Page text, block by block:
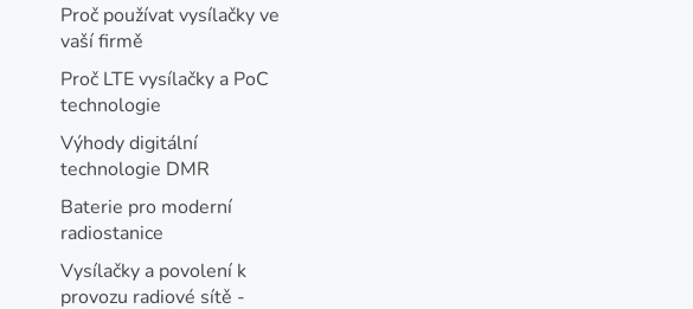
Proč používat vysílačky ve
vaší firmě
Proč LTE vysílačky a PoC
technologie
Výhody digitální
technologie DMR
Baterie pro moderní
radiostanice
Vysílačky a povolení k
provozu radiové sítě -